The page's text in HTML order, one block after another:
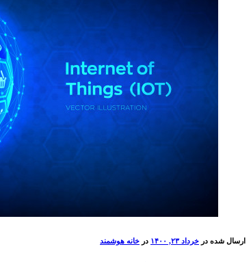
ارسال شده در خرداد ۲۳, ۱۴۰۰ در خانه هوشمند